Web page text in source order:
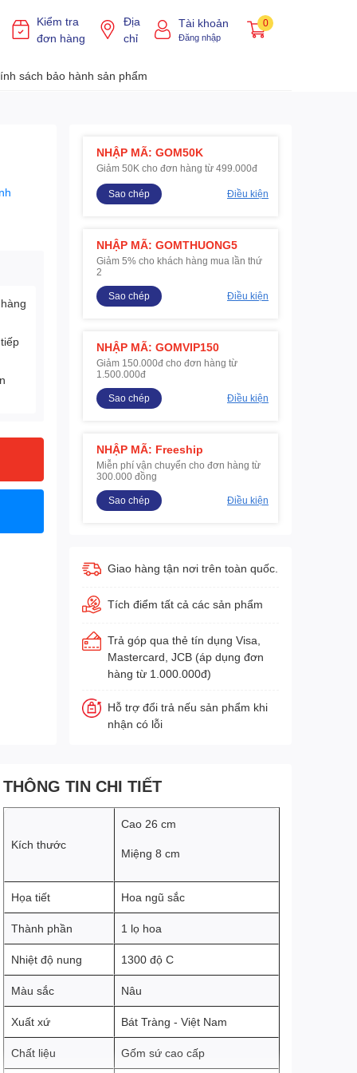
Kiểm tra
đơn hàng
Địa
chỉ
Tài khoản
Đăng nhập
0
sách bảo hành sản phẩm
NHẬP MÃ: GOM50K
Giảm 50K cho đơn hàng từ 499.000đ
Sao chép Điều kiện
NHẬP MÃ: GOMTHUONG5
Giảm 5% cho khách hàng mua lần thứ
2
Sao chép
Điều kiện
NHẬP MÃ: GOMVIP150
Giảm 150.000đ cho đơn hàng từ
1.500.000đ
Sao chép
Điều kiện
NHẬP MÃ: Freeship
Miễn phí vận chuyển cho đơn hàng từ
300.000 đồng
Sao chép
Điều kiện
Giao hàng tận nơi trên toàn quốc.
Tích điểm tất cả các sản phẩm
Trả góp qua thẻ tín dụng Visa,
Mastercard, JCB (áp dụng đơn
hàng từ 1.000.000đ)
Hỗ trợ đổi trả nếu sản phẩm khi
nhận có lỗi
THÔNG TIN CHI TIẾT
Kích thước
Cao 26 cm
Miệng 8 cm
Họa tiết Hoa ngũ sắc
Thành phần 1 lọ hoa
Nhiệt độ nung 1300 độ C
Màu sắc Nâu
Xuất xứ Bát Tràng - Việt Nam
Chất liệu Gốm sứ cao cấp